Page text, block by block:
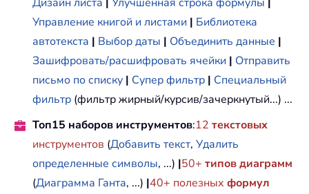
Управление книгой и листами | Библиотека
автотекста | Выбор даты | Объединить данные |
Зашифровать/расшифровать ячейки | Отправить
письмо по списку | Супер фильтр | Специальный
фильтр (фильтр жирный/курсив/зачеркнутый...) ...
Топ15 наборов инструментов:12 текстовых
инструментов (Добавить текст, Удалить
определенные символы, ...) |50+ типов диаграмм
(Диаграмма Ганта, ...) |40+ полезных формул